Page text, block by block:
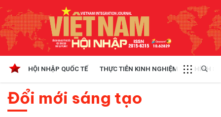
HỘI NHẬP QUỐC TẾ THỰC TIỄN KINH NGHIỆM CHÍNH
Đổi mới sáng tạo